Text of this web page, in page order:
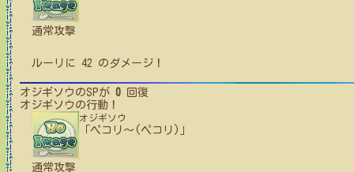
通常攻撃
ルーリ に 42 のダメージ！
オジギソウ のSPが 0 回復
オジギソウ の行動！
オジギソウ
「ペコリ〜(ペコリ)」
通常攻撃